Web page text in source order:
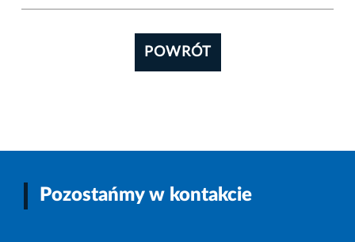
POWRÓT
Pozostańmy w kontakcie